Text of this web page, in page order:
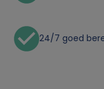
24/7 goed